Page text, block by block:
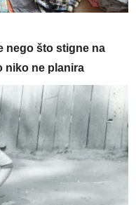
nego što stigne na
niko ne planira